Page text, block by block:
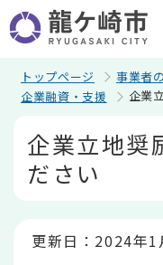
の
ペ
トップページ 事業者
企業融資・支援
企業
企業立地奨
ださい
更新日：2024年1